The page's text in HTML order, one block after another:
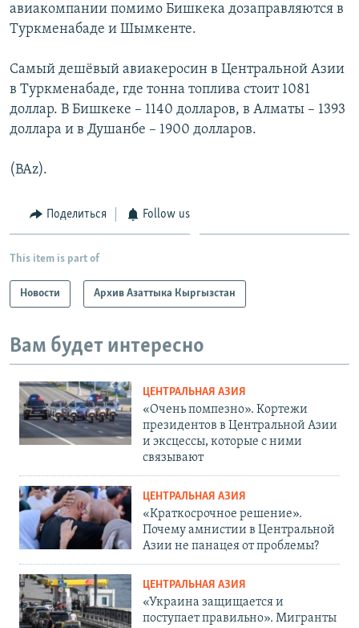
авиакомпании помимо Бишкека дозаправляются в
Туркменабаде и Шымкенте.
Самый дешёвый авиакеросин в Центральной Азии
в Туркменабаде, где тонна топлива стоит 1081
доллар. В Бишкеке – 1140 долларов, в Алматы – 1393
доллара и в Душанбе – 1900 долларов.
(BAz).
Поделиться Follow us
This item is part of
Новости Архив Азаттыка Кыргызстан
Вам будет интересно
ЦЕНТРАЛЬНАЯ АЗИЯ
«Очень помпезно». Кортежи
президентов в Центральной Азии
и эксцессы, которые с ними
связывают
ЦЕНТРАЛЬНАЯ АЗИЯ
«Краткосрочное решение».
Почему амнистии в Центральной
Азии не панацея от проблемы?
ЦЕНТРАЛЬНАЯ АЗИЯ
«Украина защищается и
поступает правильно». Мигранты